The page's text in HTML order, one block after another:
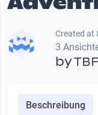
Created at
3
by
Beschreibung